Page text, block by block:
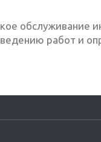
обслуживание
работ и